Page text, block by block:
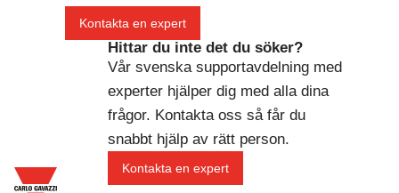
Kontakta en expert
Hittar du inte det du söker?
Vår svenska supportavdelning med
experter hjälper dig med alla dina
frågor. Kontakta oss så får du
snabbt hjälp av rätt person.
Kontakta en expert